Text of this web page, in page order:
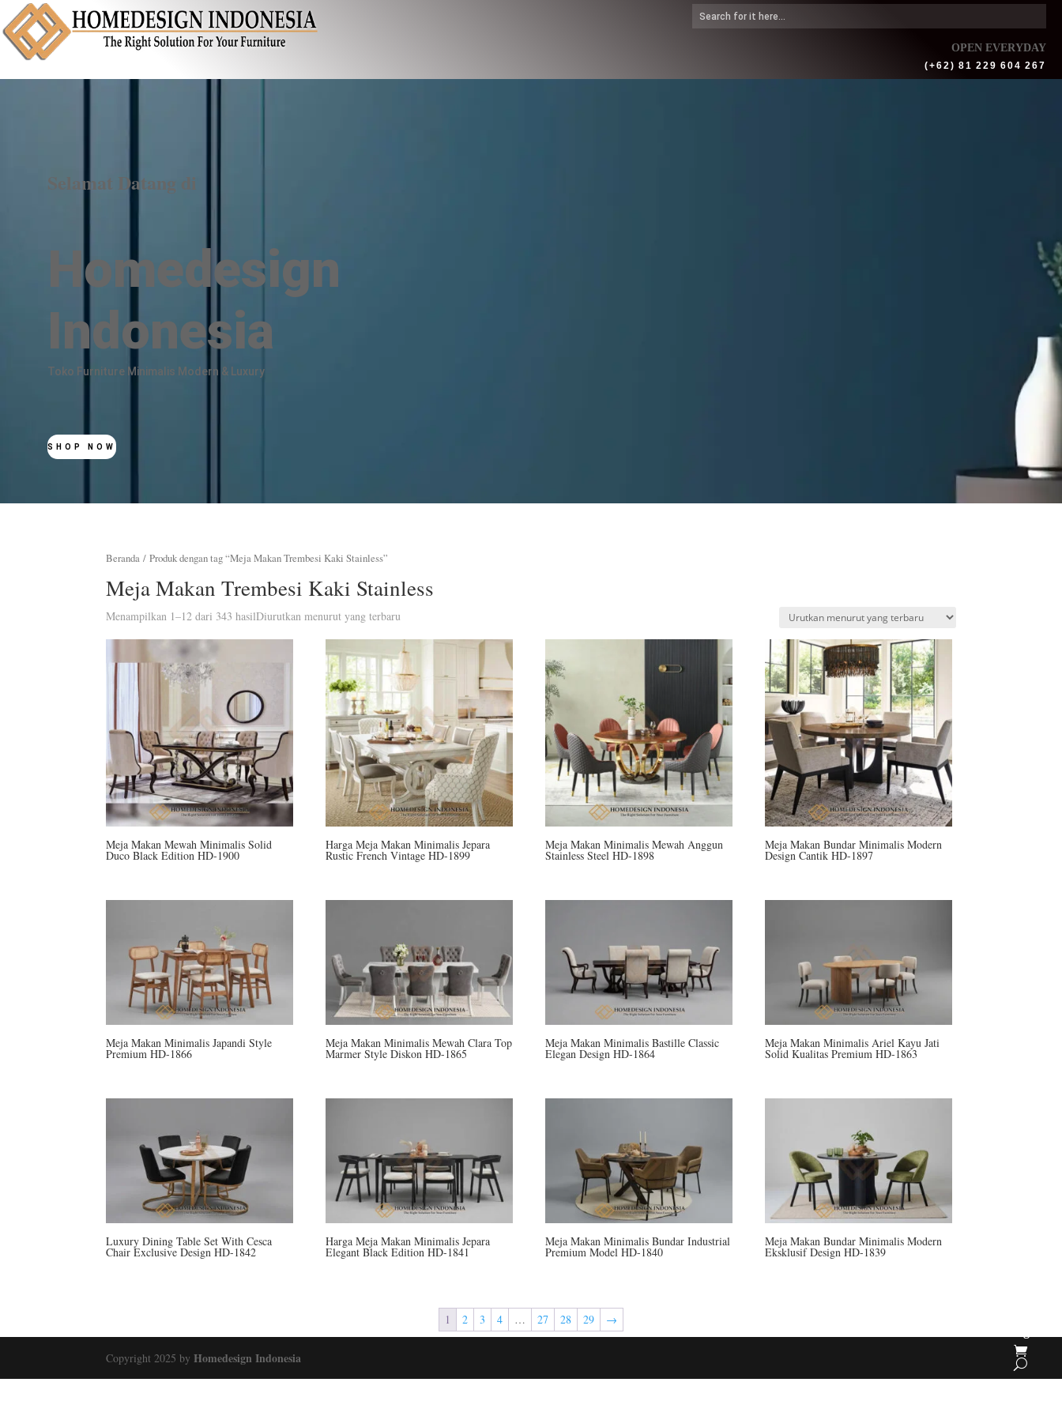
OPEN EVERYDAY
(+62) 81 229 604 267
Selamat Datang di
Homedesign
Indonesia
Toko Furniture Minimalis Modern & Luxury
SHOP NOW
Beranda / Produk dengan tag “Meja Makan Trembesi Kaki Stainless”
Meja Makan Trembesi Kaki Stainless
Menampilkan 1–12 dari 343 hasilDiurutkan menurut yang terbaru
Meja Makan Mewah Minimalis Solid
Duco Black Edition HD-1900
Harga Meja Makan Minimalis Jepara
Rustic French Vintage HD-1899
Meja Makan Minimalis Mewah Anggun
Stainless Steel HD-1898
Meja Makan Bundar Minimalis Modern
Design Cantik HD-1897
Meja Makan Minimalis Japandi Style
Premium HD-1866
Meja Makan Minimalis Mewah Clara Top
Marmer Style Diskon HD-1865
Meja Makan Minimalis Bastille Classic
Elegan Design HD-1864
Meja Makan Minimalis Ariel Kayu Jati
Solid Kualitas Premium HD-1863
Luxury Dining Table Set With Cesca
Chair Exclusive Design HD-1842
Harga Meja Makan Minimalis Jepara
Elegant Black Edition HD-1841
Meja Makan Minimalis Bundar Industrial
Premium Model HD-1840
Meja Makan Bundar Minimalis Modern
Eksklusif Design HD-1839
1 2 3 4 … 27 28 29 →
Copyright 2025 byHomedesign Indonesia